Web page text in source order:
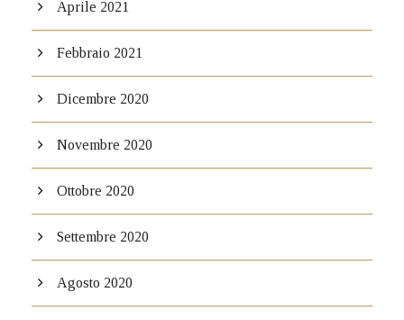
Aprile 2021
Febbraio 2021
Dicembre 2020
Novembre 2020
Ottobre 2020
Settembre 2020
Agosto 2020